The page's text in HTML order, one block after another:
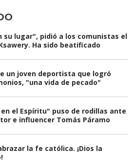
su lugar", pidió a los comunistas el
Ha sido beatificado
un joven deportista que logró
"una vida de pecado"
el Espíritu" puso de rodillas ante
e influencer Tomás Páramo
la fe católica. ¡Dios la